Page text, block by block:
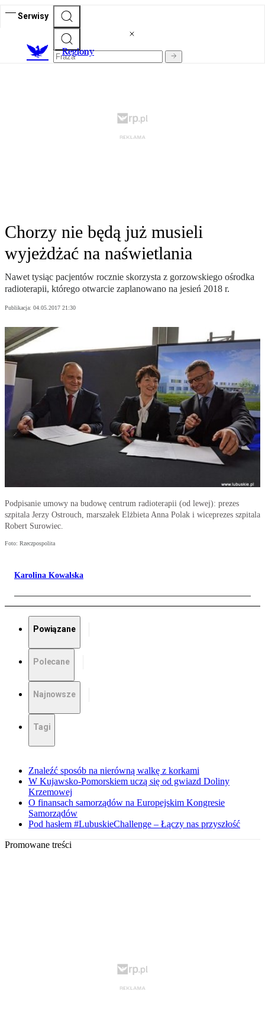
Serwisy
Regiony
Chorzy nie będą już musieli
wyjeżdżać na naświetlania
Nawet tysiąc pacjentów rocznie skorzysta z gorzowskiego ośrodka
radioterapii, którego otwarcie zaplanowano na jesień 2018 r.
Publikacja: 04.05.2017 21:30
Podpisanie umowy na budowę centrum radioterapii (od lewej): prezes
szpitala Jerzy Ostrouch, marszałek Elżbieta Anna Polak i wiceprezes szpitala
Robert Surowiec.
Foto: Rzeczpospolita
Karolina Kowalska
Powiązane
Polecane
Najnowsze
Tagi
Znaleźć sposób na nierówną walkę z korkami
W Kujawsko-Pomorskiem uczą się od gwiazd Doliny
Krzemowej
O finansach samorządów na Europejskim Kongresie
Samorządów
Pod hasłem #LubuskieChallenge – Łączy nas przyszłość
Promowane treści